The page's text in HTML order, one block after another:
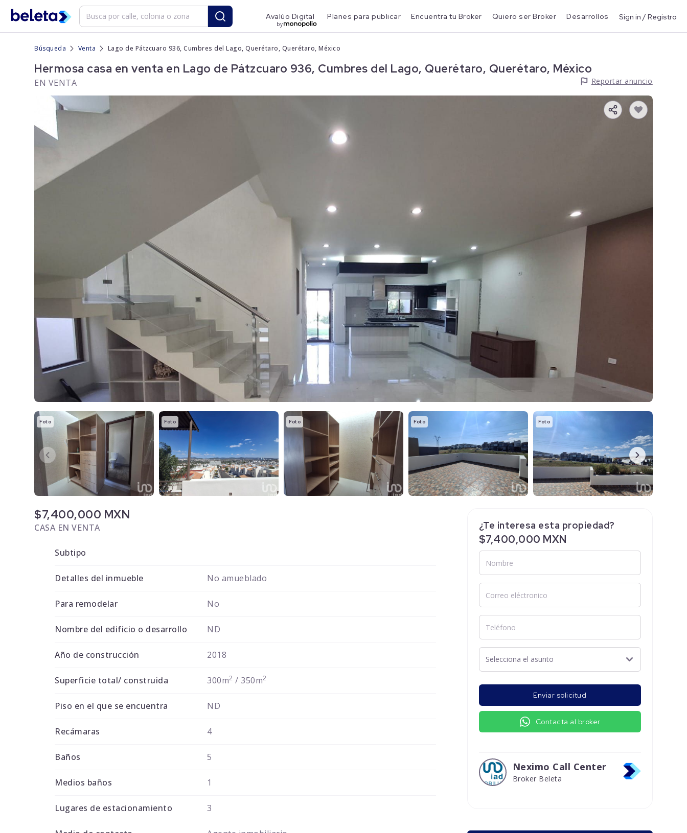
Avalúo Digital
by
Planes para publicar Encuentra tu Broker Quiero ser Broker Desarrollos Sign in / Registro
Búsqueda Venta Lago de Pátzcuaro 936, Cumbres del Lago, Querétaro, Querétaro, México
Hermosa casa en venta en Lago de Pátzcuaro 936, Cumbres del Lago, Querétaro, Querétaro, México
EN VENTA Reportar anuncio
Foto Foto Foto Foto Foto
$7,400,000 MXN
CASA EN VENTA
Subtipo
Detalles del inmueble No amueblado
Para remodelar No
Nombre del edificio o desarrollo ND
Año de construcción 2018
Superficie total/ construida 300m2 / 350m2
Piso en el que se encuentra ND
Recámaras 4
Baños 5
Medios baños 1
Lugares de estacionamiento 3
¿Te interesa esta propiedad?
$7,400,000 MXN
Enviar solicitud
Contacta al broker
Neximo Call Center
Broker Beleta